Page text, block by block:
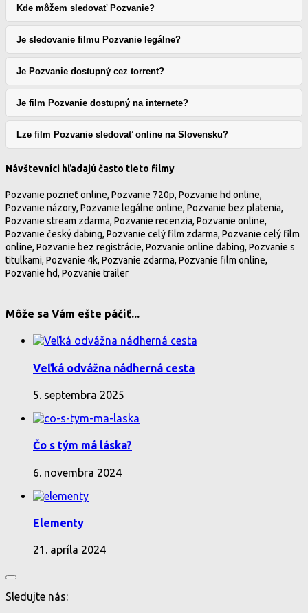
Kde môžem sledovať Pozvanie?
Je sledovanie filmu Pozvanie legálne?
Je Pozvanie dostupný cez torrent?
Je film Pozvanie dostupný na internete?
Lze film Pozvanie sledovať online na Slovensku?
Návštevníci hľadajú často tieto filmy
Pozvanie pozrieť online, Pozvanie 720p, Pozvanie hd online,
Pozvanie názory, Pozvanie legálne online, Pozvanie bez platenia,
Pozvanie stream zdarma, Pozvanie recenzia, Pozvanie online,
Pozvanie český dabing, Pozvanie celý film zdarma, Pozvanie celý film
online, Pozvanie bez registrácie, Pozvanie online dabing, Pozvanie s
titulkami, Pozvanie 4k, Pozvanie zdarma, Pozvanie film online,
Pozvanie hd, Pozvanie trailer
Môže sa Vám ešte páčiť...
Veľká odvážna nádherná cesta
5. septembra 2025
Čo s tým má láska?
6. novembra 2024
Elementy
21. apríla 2024
Sledujte nás: